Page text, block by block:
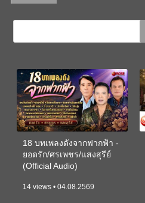
18 บทเพลงดังจากฟากฟ้า -
ยอดรัก/ศรเพชร/แสงสุรีย์
(Official Audio)
14 views • 04.08.2569